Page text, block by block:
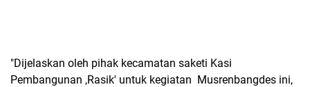
"Dijelaskan oleh pihak kecamatan saketi Kasi
Pembangunan ,Rasik' untuk kegiatan Musrenbangdes ini,